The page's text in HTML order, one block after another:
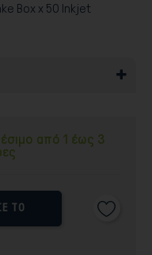
Box x 50 Inkjet
από 1 έως 3
ΤΟ